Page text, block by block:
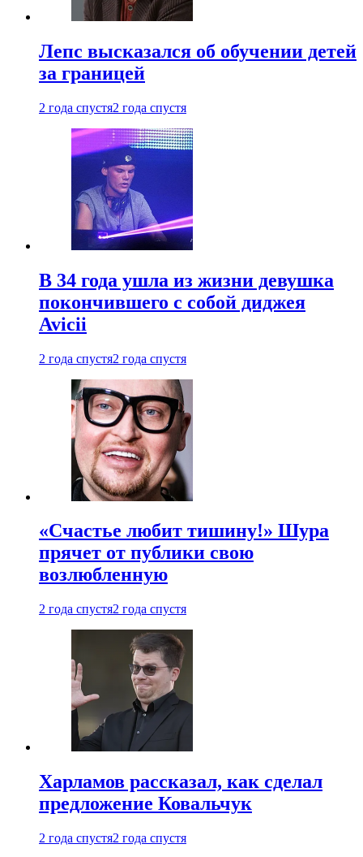
Лепс высказался об обучении детей
за границей
2 года спустя2 года спустя
В 34 года ушла из жизни девушка
покончившего с собой диджея
Avicii
2 года спустя2 года спустя
«Счастье любит тишину!» Шура
прячет от публики свою
возлюбленную
2 года спустя2 года спустя
Харламов рассказал, как сделал
предложение Ковальчук
2 года спустя2 года спустя